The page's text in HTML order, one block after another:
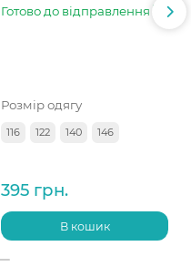
Готово до відправлення
Розмір одягу
116 122 140 146
395 грн.
В кошик